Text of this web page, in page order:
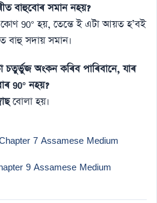
বাহুবোৰ সমান নহয়?
90° হয়, তেন্তে ই এটা আয়ত হ’বই
সদায় সমান।
অংকন কৰিব পাৰিবানে, যাৰ
90° নহয়?
বোলা হয়।
7 Assamese Medium
9 Assamese Medium